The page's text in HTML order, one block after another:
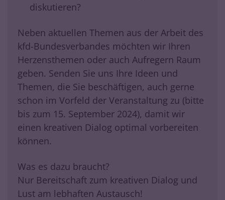
diskutieren?
Neben aktuellen Themen aus der Arbeit des
kfd-Bundesverbandes möchten wir Ihren
Herzensthemen oder auch Aufregern Raum
geben. Senden Sie uns Ihre Ideen und
Themen, die Sie beschäftigen, auch gerne
schon im Vorfeld der Veranstaltung zu (bitte
bis zum 15. September 2024), damit wir
einen kreativen Dialog optimal vorbereiten
können.
Was es dazu braucht?
Nur Bereitschaft zum kreativen Dialog und
Lust am lebhaften Austausch!